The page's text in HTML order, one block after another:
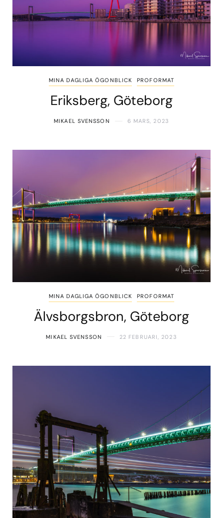
MINA DAGLIGA ÖGONBLICK PROFORMAT
Eriksberg, Göteborg
MIKAEL SVENSSON 6 MARS, 2023
MINA DAGLIGA ÖGONBLICK PROFORMAT
Älvsborgsbron, Göteborg
MIKAEL SVENSSON 22 FEBRUARI, 2023